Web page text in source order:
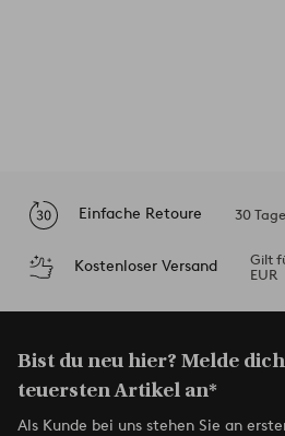
Einfache Retoure 30
Kostenloser Versand
Gilt
EUR
Bist du neu hier? Melde
teuersten Artikel an*
Als Kunde bei uns stehen Sie an